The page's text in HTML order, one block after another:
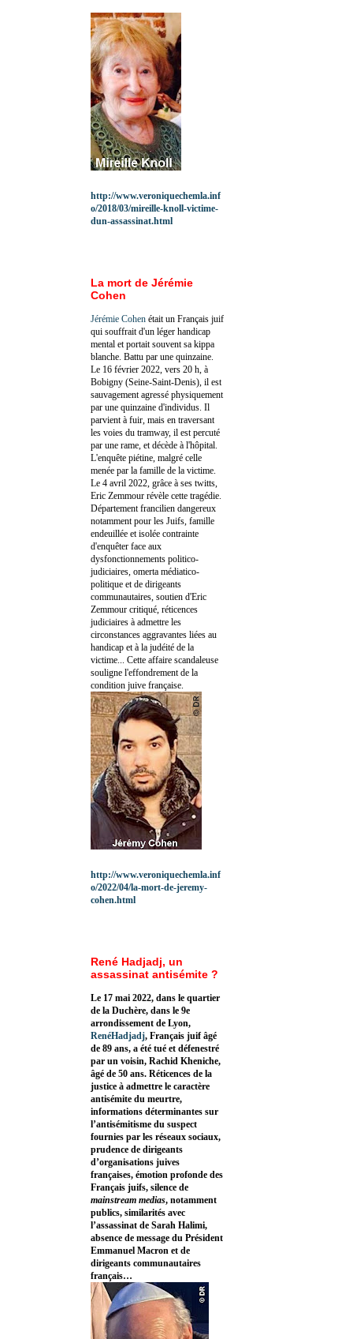
http://www.veroniquechemla.inf
o/2018/03/mireille-knoll-victime-
dun-assassinat.html
La mort de Jérémie
Cohen
Jérémie Cohen était un Français juif
qui souffrait d'un léger handicap
mental et portait souvent sa kippa
blanche. Battu par une quinzaine.
Le 16 février 2022, vers 20 h, à
Bobigny (Seine-Saint-Denis), il est
sauvagement agressé physiquement
par une quinzaine d'individus. Il
parvient à fuir, mais en traversant
les voies du tramway, il est percuté
par une rame, et décède à l'hôpital.
L'enquête piétine, malgré celle
menée par la famille de la victime.
Le 4 avril 2022, grâce à ses twitts,
Eric Zemmour révèle cette tragédie.
Département francilien dangereux
notamment pour les Juifs, famille
endeuillée et isolée contrainte
d'enquêter face aux
dysfonctionnements politico-
judiciaires, omerta médiatico-
politique et de dirigeants
communautaires, soutien d'Eric
Zemmour critiqué, réticences
judiciaires à admettre les
circonstances aggravantes liées au
handicap et à la judéité de la
victime... Cette affaire scandaleuse
souligne l'effondrement de la
condition juive française.
http://www.veroniquechemla.inf
o/2022/04/la-mort-de-jeremy-
cohen.html
René Hadjadj, un
assassinat antisémite ?
Le 17 mai 2022, dans le quartier
de la Duchère, dans le 9e
arrondissement de Lyon,
RenéHadjadj, Français juif âgé
de 89 ans, a été tué et défenestré
par un voisin, Rachid Kheniche,
âgé de 50 ans. Réticences de la
justice à admettre le caractère
antisémite du meurtre,
informations déterminantes sur
l’antisémitisme du suspect
fournies par les réseaux sociaux,
prudence de dirigeants
d’organisations juives
françaises, émotion profonde des
Français juifs, silence de
mainstream medias, notamment
publics, similarités avec
l’assassinat de Sarah Halimi,
absence de message du Président
Emmanuel Macron et de
dirigeants communautaires
français…